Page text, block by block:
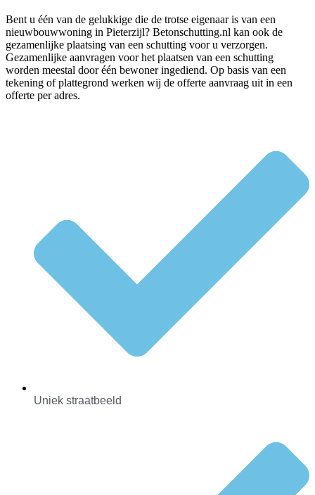
Bent u één van de gelukkige die de trotse eigenaar is van een
nieuwbouwwoning in Pieterzijl? Betonschutting.nl kan ook de
gezamenlijke plaatsing van een schutting voor u verzorgen.
Gezamenlijke aanvragen voor het plaatsen van een schutting
worden meestal door één bewoner ingediend. Op basis van een
tekening of plattegrond werken wij de offerte aanvraag uit in een
offerte per adres.
Uniek straatbeeld